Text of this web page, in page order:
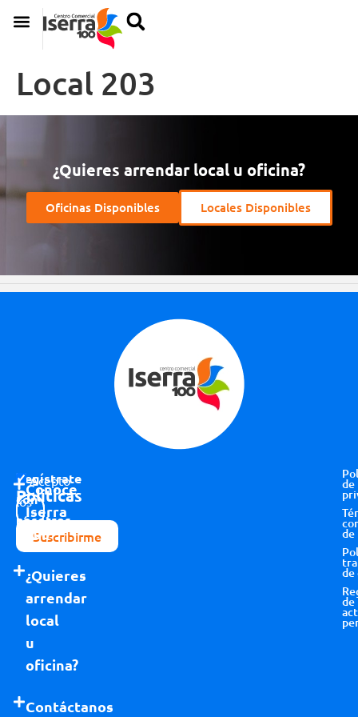
Local 203
¿Quieres arrendar local u oficina?
Oficinas Disponibles Locales Disponibles
Regístrate
con
nosotros
Acepto
los
términos y
condiciones
Suscribirme
Conoce
Iserra
100
¿Quieres
arrendar
local
u
oficina?
Contáctanos
Políticas
de
de
de
de